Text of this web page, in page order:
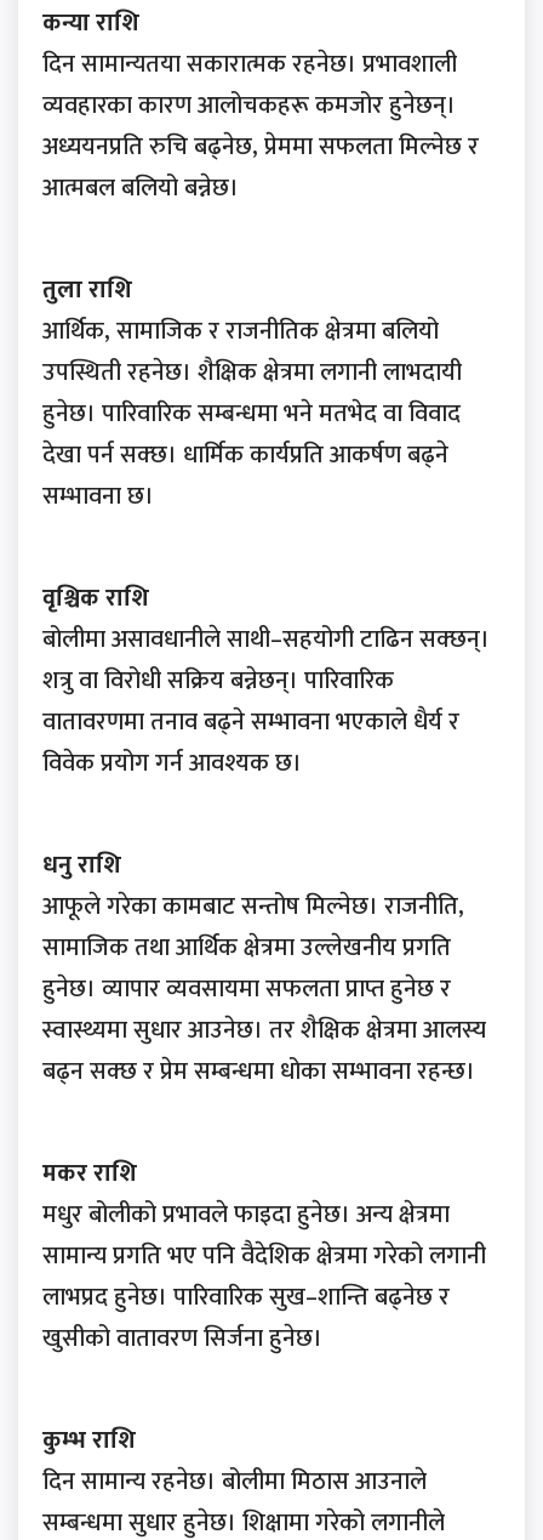
कन्या राशि
दिन सामान्यतया सकारात्मक रहनेछ। प्रभावशाली
व्यवहारका कारण आलोचकहरू कमजोर हुनेछन्।
अध्ययनप्रति रुचि बढ्नेछ, प्रेममा सफलता मिल्नेछ र
आत्मबल बलियो बन्नेछ।
तुला राशि
आर्थिक, सामाजिक र राजनीतिक क्षेत्रमा बलियो
उपस्थिती रहनेछ। शैक्षिक क्षेत्रमा लगानी लाभदायी
हुनेछ। पारिवारिक सम्बन्धमा भने मतभेद वा विवाद
देखा पर्न सक्छ। धार्मिक कार्यप्रति आकर्षण बढ्ने
सम्भावना छ।
वृश्चिक राशि
बोलीमा असावधानीले साथी–सहयोगी टाढिन सक्छन्।
शत्रु वा विरोधी सक्रिय बन्नेछन्। पारिवारिक
वातावरणमा तनाव बढ्ने सम्भावना भएकाले धैर्य र
विवेक प्रयोग गर्न आवश्यक छ।
धनु राशि
आफूले गरेका कामबाट सन्तोष मिल्नेछ। राजनीति,
सामाजिक तथा आर्थिक क्षेत्रमा उल्लेखनीय प्रगति
हुनेछ। व्यापार व्यवसायमा सफलता प्राप्त हुनेछ र
स्वास्थ्यमा सुधार आउनेछ। तर शैक्षिक क्षेत्रमा आलस्य
बढ्न सक्छ र प्रेम सम्बन्धमा धोका सम्भावना रहन्छ।
मकर राशि
मधुर बोलीको प्रभावले फाइदा हुनेछ। अन्य क्षेत्रमा
सामान्य प्रगति भए पनि वैदेशिक क्षेत्रमा गरेको लगानी
लाभप्रद हुनेछ। पारिवारिक सुख–शान्ति बढ्नेछ र
खुसीको वातावरण सिर्जना हुनेछ।
कुम्भ राशि
दिन सामान्य रहनेछ। बोलीमा मिठास आउनाले
सम्बन्धमा सुधार हुनेछ। शिक्षामा गरेको लगानीले